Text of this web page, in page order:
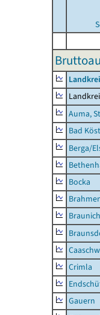
Auma,
Bad
Berga/
Bocka
Crimla
Gauern